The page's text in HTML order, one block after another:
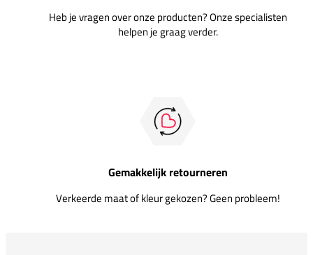
Heb je vragen over onze producten? Onze specialisten
helpen je graag verder.
Gemakkelijk retourneren
Verkeerde maat of kleur gekozen? Geen probleem!